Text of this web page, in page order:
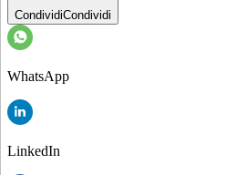
CondividiCondividi
WhatsApp
LinkedIn